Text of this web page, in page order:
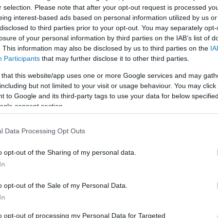
selection. Please note that after your opt-out request is processed
interest-based ads based on personal information utilized by us
to third parties prior to your opt-out. You may separately
of your personal information by third parties on the IAB’s list of
This information may also be disclosed by us to third parties on the
Participants that may further disclose it to other third parties.
that this website/app uses one or more Google services and may
but not limited to your visit or usage behaviour. You may
to Google and its third-party tags to use your data for below
consent section.
Data Processing Opt Outs
opt-out of the Sharing of my personal data.
opt-out of the Sale of my Personal Data.
opt-out of processing my Personal Data for Targeted
LEGFRISSEBB
A közlekedés mérföldkövei
A Közép-Mediterrán útvonal, A Darién-régió